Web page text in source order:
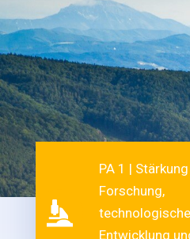
PA 1 |
Forschung,
Entwicklung